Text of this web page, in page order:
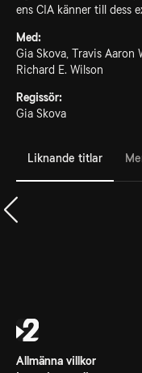
ens CIA känner till dess
Med:
Gia Skova, Travis Aaron
Richard E. Wilson
Regissör:
Gia Skova
Liknande titlar
Allmänna villkor